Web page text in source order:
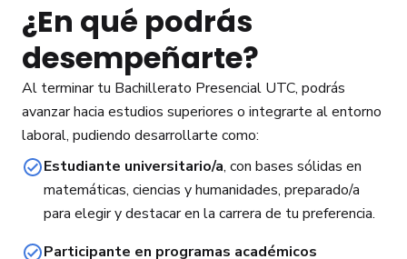
¿En qué podrás
desempeñarte?
Al terminar tu Bachillerato Presencial UTC, podrás
avanzar hacia estudios superiores o integrarte al entorno
laboral, pudiendo desarrollarte como:
Estudiante universitario/a, con bases sólidas en
matemáticas, ciencias y humanidades, preparado/a
para elegir y destacar en la carrera de tu preferencia.
Participante en programas académicos